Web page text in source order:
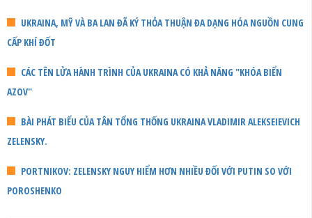
UKRAINA, MỸ VÀ BA LAN ĐÃ KÝ THỎA THUẬN ĐA DẠNG HÓA NGUỒN CUNG
CẤP KHÍ ĐỐT
CÁC TÊN LỬA HÀNH TRÌNH CỦA UKRAINA CÓ KHẢ NĂNG "KHÓA BIỂN
AZOV"
BÀI PHÁT BIỂU CỦA TÂN TỔNG THỐNG UKRAINA VLADIMIR ALEKSEIEVICH
ZELENSKY.
PORTNIKOV: ZELENSKY NGUY HIỂM HƠN NHIỀU ĐỐI VỚI PUTIN SO VỚI
POROSHENKO